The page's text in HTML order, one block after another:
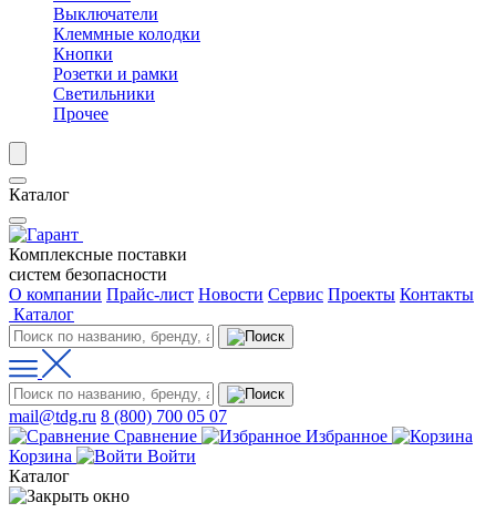
Выключатели
Клеммные колодки
Кнопки
Розетки и рамки
Светильники
Прочее
Каталог
Комплексные поставки
систем безопасности
О компании Прайс-лист Новости Сервис Проекты Контакты
Каталог
mail@tdg.ru 8 (800) 700 05 07
Сравнение
Избранное
Корзина
Войти
Каталог